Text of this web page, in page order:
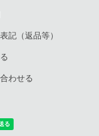
記（返品等）
わせる